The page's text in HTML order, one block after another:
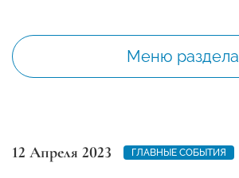
Меню раздела
12 Апреля 2023 ГЛАВНЫЕ СОБЫТИЯ